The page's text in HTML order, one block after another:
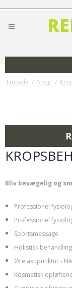
Forside / Shop /
Bliv bevægelig og
Professionel
Professionel
Sportsmassage
Holistisk behandling
Øre akupunktur -
Kosmetisk